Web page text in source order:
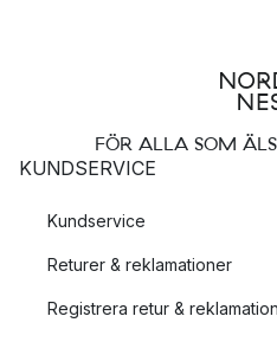
FÖR ALLA SOM
KUNDSERVICE
Kundservice
Returer & reklamationer
Registrera retur & reklamation